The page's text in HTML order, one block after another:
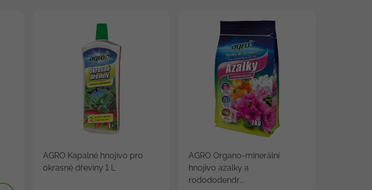
AGRO Kapalné hnojivo pro
okrasné dřeviny 1 L
AGRO Organo-minerální
hnojivo azalky a
rodododendr...